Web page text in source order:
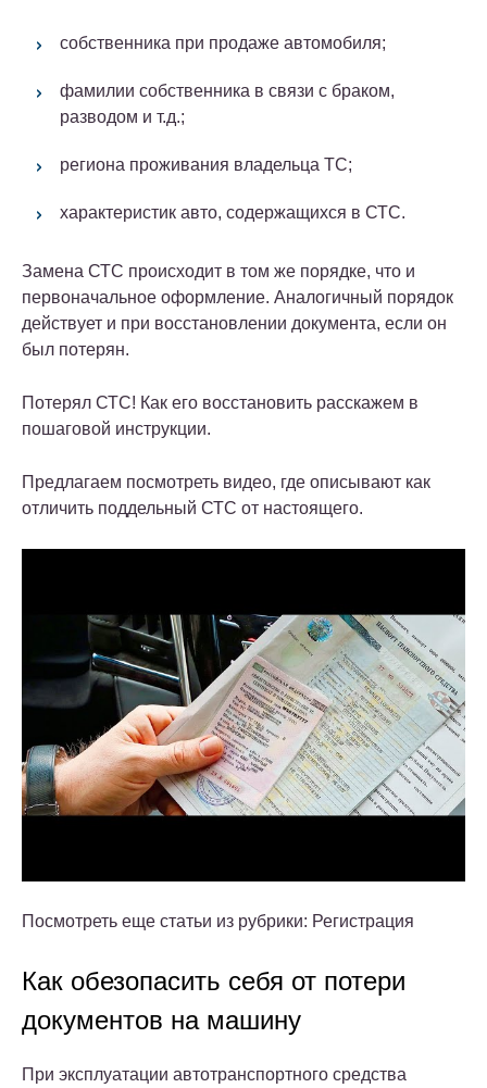
собственника при продаже автомобиля;
фамилии собственника в связи с браком,
разводом и т.д.;
региона проживания владельца ТС;
характеристик авто, содержащихся в СТС.
Замена СТС происходит в том же порядке, что и
первоначальное оформление. Аналогичный порядок
действует и при восстановлении документа, если он
был потерян.
Потерял СТС! Как его восстановить расскажем в
пошаговой инструкции.
Предлагаем посмотреть видео, где описывают как
отличить поддельный СТС от настоящего.
Посмотреть еще статьи из рубрики: Регистрация
Как обезопасить себя от потери
документов на машину
При эксплуатации автотранспортного средства